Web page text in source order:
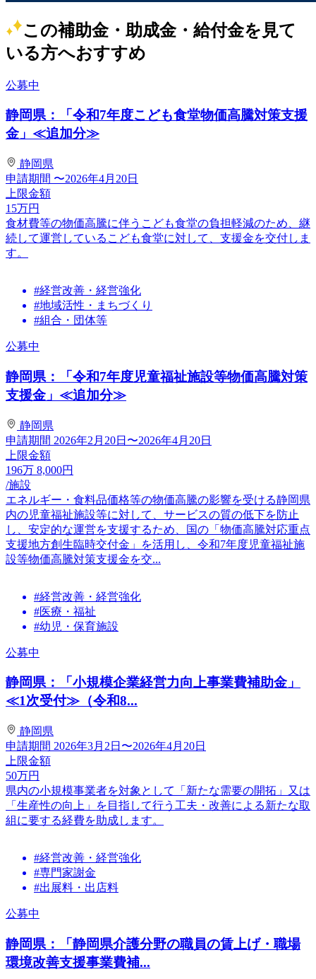
この補助金・助成金・給付金を見て
いる方へおすすめ
公募中
静岡県：「令和7年度こども食堂物価高騰対策支援
金」≪追加分≫
静岡県
申請期間 〜2026年4月20日
上限金額
15万円
食材費等の物価高騰に伴うこども食堂の負担軽減のため、継
続して運営しているこども食堂に対して、支援金を交付しま
す。
#経営改善・経営強化
#地域活性・まちづくり
#組合・団体等
公募中
静岡県：「令和7年度児童福祉施設等物価高騰対策
支援金」≪追加分≫
静岡県
申請期間 2026年2月20日〜2026年4月20日
上限金額
196万 8,000円
/施設
エネルギー・食料品価格等の物価高騰の影響を受ける静岡県
内の児童福祉施設等に対して、サービスの質の低下を防止
し、安定的な運営を支援するため、国の「物価高騰対応重点
支援地方創生臨時交付金」を活用し、令和7年度児童福祉施
設等物価高騰対策支援金を交...
#経営改善・経営強化
#医療・福祉
#幼児・保育施設
公募中
静岡県：「小規模企業経営力向上事業費補助金」
≪1次受付≫（令和8...
静岡県
申請期間 2026年3月2日〜2026年4月20日
上限金額
50万円
県内の小規模事業者を対象として「新たな需要の開拓」又は
「生産性の向上」を目指して行う工夫・改善による新たな取
組に要する経費を助成します。
#経営改善・経営強化
#専門家謝金
#出展料・出店料
公募中
静岡県：「静岡県介護分野の職員の賃上げ・職場
環境改善支援事業費補...